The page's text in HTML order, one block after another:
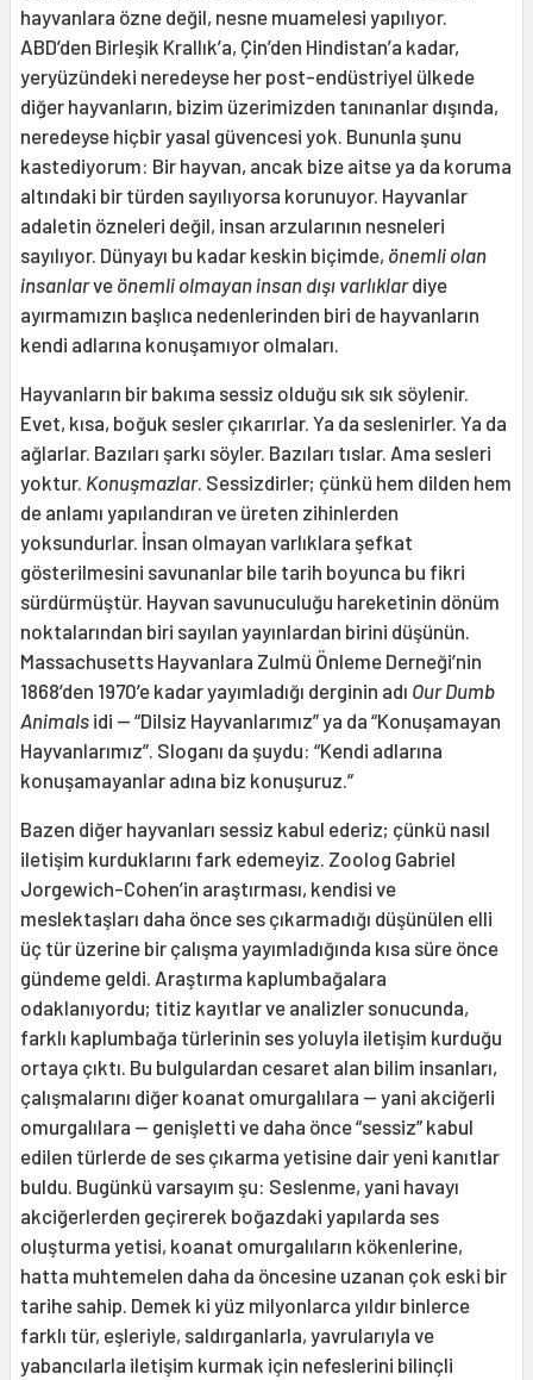
hayvanlara özne değil, nesne muamelesi yapılıyor.
ABD’den Birleşik Krallık’a, Çin’den Hindistan’a kadar,
yeryüzündeki neredeyse her post-endüstriyel ülkede
diğer hayvanların, bizim üzerimizden tanınanlar dışında,
neredeyse hiçbir yasal güvencesi yok. Bununla şunu
kastediyorum: Bir hayvan, ancak bize aitse ya da koruma
altındaki bir türden sayılıyorsa korunuyor. Hayvanlar
adaletin özneleri değil, insan arzularının nesneleri
sayılıyor. Dünyayı bu kadar keskin biçimde, önemli olan
insanlarve önemli olmayan insan dışı varlıklardiye
ayırmamızın başlıca nedenlerinden biri de hayvanların
kendi adlarına konuşamıyor olmaları.
Hayvanların bir bakıma sessiz olduğu sık sık söylenir.
Evet, kısa, boğuk sesler çıkarırlar. Ya da seslenirler. Ya da
ağlarlar. Bazıları şarkı söyler. Bazıları tıslar. Ama sesleri
yoktur. Konuşmazlar. Sessizdirler; çünkü hem dilden hem
de anlamı yapılandıran ve üreten zihinlerden
yoksundurlar. İnsan olmayan varlıklara şefkat
gösterilmesini savunanlar bile tarih boyunca bu fikri
sürdürmüştür. Hayvan savunuculuğu hareketinin dönüm
noktalarından biri sayılan yayınlardan birini düşünün.
Massachusetts Hayvanlara Zulmü Önleme Derneği’nin
1868’den 1970’e kadar yayımladığı derginin adı Our Dumb
Animals idi — “Dilsiz Hayvanlarımız” ya da “Konuşamayan
Hayvanlarımız”. Sloganı da şuydu: “Kendi adlarına
konuşamayanlar adına biz konuşuruz.”
Bazen diğer hayvanları sessiz kabul ederiz; çünkü nasıl
iletişim kurduklarını fark edemeyiz. Zoolog Gabriel
Jorgewich-Cohen’in araştırması, kendisi ve
meslektaşları daha önce ses çıkarmadığı düşünülen elli
üç tür üzerine bir çalışma yayımladığında kısa süre önce
gündeme geldi. Araştırma kaplumbağalara
odaklanıyordu; titiz kayıtlar ve analizler sonucunda,
farklı kaplumbağa türlerinin ses yoluyla iletişim kurduğu
ortaya çıktı. Bu bulgulardan cesaret alan bilim insanları,
çalışmalarını diğer koanat omurgalılara — yani akciğerli
omurgalılara — genişletti ve daha önce “sessiz” kabul
edilen türlerde de ses çıkarma yetisine dair yeni kanıtlar
buldu. Bugünkü varsayım şu: Seslenme, yani havayı
akciğerlerden geçirerek boğazdaki yapılarda ses
oluşturma yetisi, koanat omurgalıların kökenlerine,
hatta muhtemelen daha da öncesine uzanan çok eski bir
tarihe sahip. Demek ki yüz milyonlarca yıldır binlerce
farklı tür, eşleriyle, saldırganlarla, yavrularıyla ve
yabancılarla iletişim kurmak için nefeslerini bilinçli